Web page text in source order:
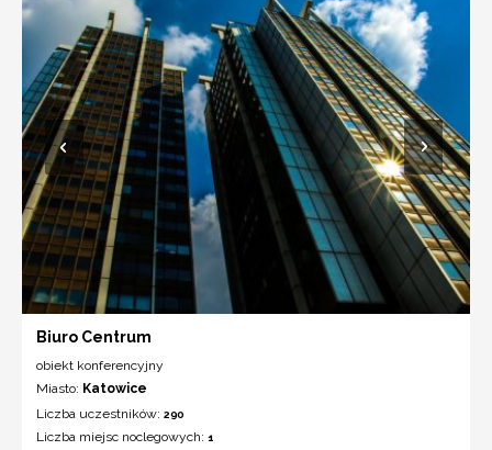
Biuro Centrum
obiekt konferencyjny
Miasto: Katowice
Liczba uczestników: 290
Liczba miejsc noclegowych: 1